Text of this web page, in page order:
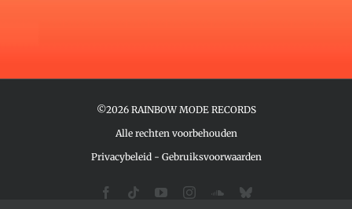
©2026 RAINBOW MODE RECORDS
Alle rechten voorbehouden
Privacybeleid- Gebruiksvoorwaarden
Facebook
TiktokYouTubeInstagramSoundCloud
Bluesky